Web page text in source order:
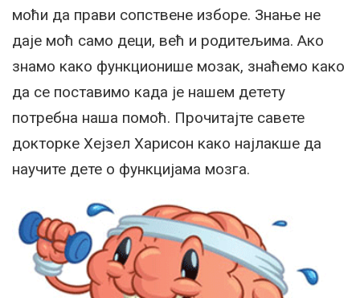
моћи да прави сопствене изборе. Знање не
даје моћ само деци, већ и родитељима. Ако
знамо како функционише мозак, знаћемо како
да се поставимо када је нашем детету
потребна наша помоћ. Прочитајте савете
докторке Хејзел Харисон како најлакше да
научите дете о функцијама мозга.